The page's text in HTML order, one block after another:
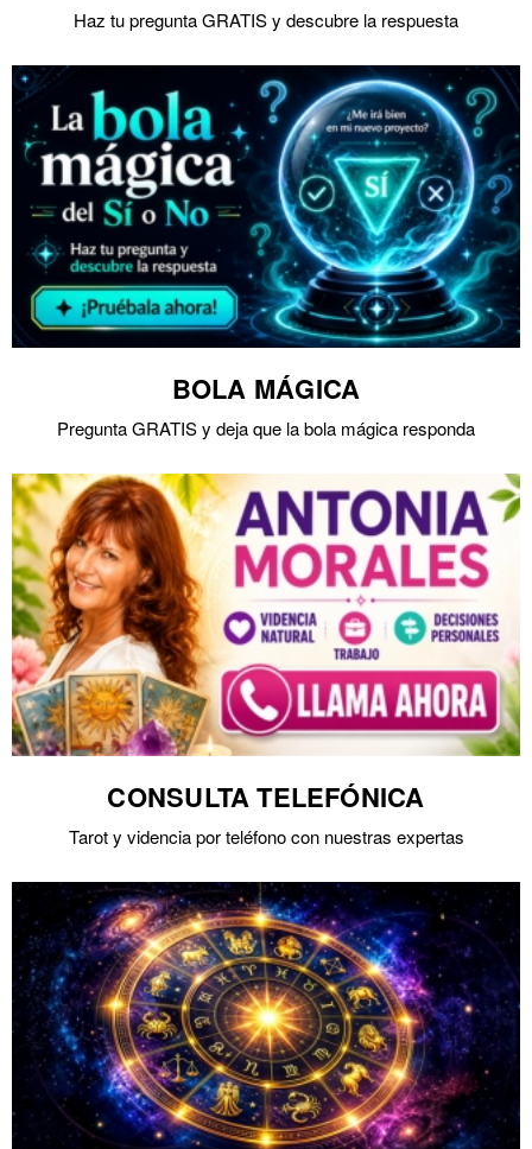
Haz tu pregunta GRATIS y descubre la respuesta
BOLA MÁGICA
Pregunta GRATIS y deja que la bola mágica responda
CONSULTA TELEFÓNICA
Tarot y videncia por teléfono con nuestras expertas